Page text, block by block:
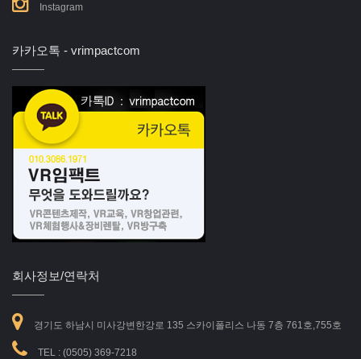
Instagram
카카오톡 - vrimpactcom
회사정보/연락처
경기도 하남시 미사강변한강로 135 스카이폴리스 나동 7층 761호,755호
TEL : (0505) 369-7218